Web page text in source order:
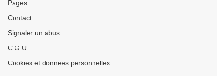
Pages
Contact
Signaler un abus
C.G.U.
Cookies et données personnelles